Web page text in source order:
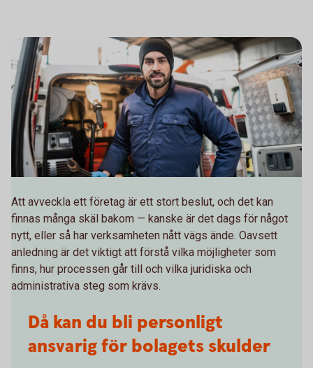
Att avveckla ett företag är ett stort beslut, och det kan
finnas många skäl bakom — kanske är det dags för något
nytt, eller så har verksamheten nått vägs ände. Oavsett
anledning är det viktigt att förstå vilka möjligheter som
finns, hur processen går till och vilka juridiska och
administrativa steg som krävs.
Då kan du bli personligt
ansvarig för bolagets skulder